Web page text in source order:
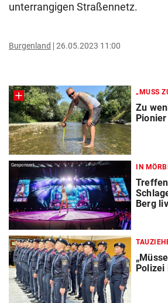
unterrangigen Straßennetz.
Burgenland 26.05.2023 11:00
„MUSS
Zu
Gesponsert IN
Berg
Polizei